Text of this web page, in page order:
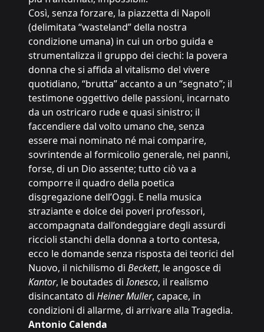
Così, senza forzare, la piazzetta di Napoli
(delimitata “wasteland” della nostra
condizione umana) in cui un orbo guida e
strumentalizza il gruppo dei ciechi: la povera
donna che si affida al vitalismo del vivere
quotidiano, “brutta” accanto a un “segnato”; il
testimone oggettivo delle passioni, incarnato
da un ostricaro rude e quasi sinistro; il
faccendiere dal volto umano che, senza
essere mai nominato né mai comparire,
sovrintende al formicolio generale, nei panni,
forse, di un Dio assente; tutto ciò va a
comporre il quadro della poetica
disgregazione dell’Oggi. E nella musica
straziante e dolce dei poveri professori,
accompagnata dall’ondeggiare degli assurdi
riccioli stanchi della donna a torto contesa,
ecco le domande senza risposta dei teorici del
Nuovo, il nichilismo di Beckett, le angosce di
Kantor, le boutades diIonesco, il realismo
disincantato di Heiner Muller, capace, in
condizioni di allarme, di arrivare alla Tragedia.
Antonio Calenda